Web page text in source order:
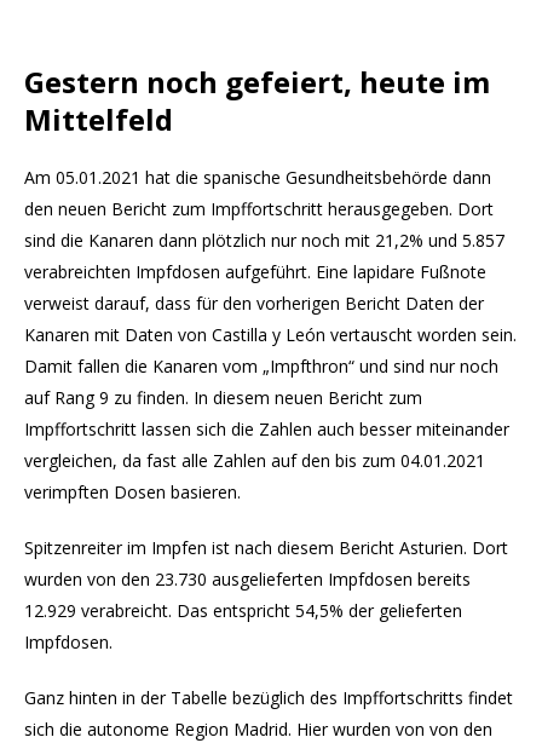
Gestern noch gefeiert, heute im
Mittelfeld
Am 05.01.2021 hat die spanische Gesundheitsbehörde dann
den neuen Bericht zum Impffortschritt herausgegeben. Dort
sind die Kanaren dann plötzlich nur noch mit 21,2% und 5.857
verabreichten Impfdosen aufgeführt. Eine lapidare Fußnote
verweist darauf, dass für den vorherigen Bericht Daten der
Kanaren mit Daten von Castilla y León vertauscht worden sein.
Damit fallen die Kanaren vom „Impfthron“ und sind nur noch
auf Rang 9 zu finden. In diesem neuen Bericht zum
Impffortschritt lassen sich die Zahlen auch besser miteinander
vergleichen, da fast alle Zahlen auf den bis zum 04.01.2021
verimpften Dosen basieren.
Spitzenreiter im Impfen ist nach diesem Bericht Asturien. Dort
wurden von den 23.730 ausgelieferten Impfdosen bereits
12.929 verabreicht. Das entspricht 54,5% der gelieferten
Impfdosen.
Ganz hinten in der Tabelle bezüglich des Impffortschritts findet
sich die autonome Region Madrid. Hier wurden von von den